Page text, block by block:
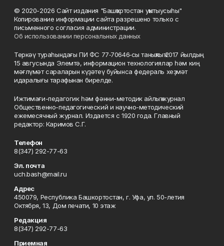
© 2020-2026 Сайт издания "Башҡортостан уҡытыусыһы"
Копирование информации сайта разрешено только с
письменного согласия администрации.
Об использовании персональных данных
Теркәү тураһындағы ПИ ФС 77‑70646‑сы таныҡлыҡ 2017 йылдың
15 авгусында Элемтә, информацион технологиялар һәм киң
мәғлүмәт сараларын күҙәтеү буйынса федераль хеҙмәт
идаралығы тарафынан бирелде.
Ижтимағи-педагогик һәм фәнни-методик айлыҡ журнал
Общественно-педагогический и научно-методический
ежемесячный журнал. Издается с 1920 года. Главный
редактор: Каримов С.Г.
Телефон
8(347) 292-77-63
Эл. почта
uch.bash@mail.ru
Адрес
450079, Республика Башкортостан, г. Уфа, ул. 50-летия
Октября, 13, Дом печати, 10 этаж
Редакция
8(347) 292-77-63
Приемная